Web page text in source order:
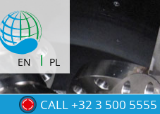
EN PL
CALL +32 3 500 5555